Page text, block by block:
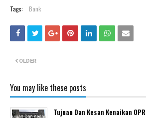
Tags: Bank
OLDER
You may like these posts
Tujuan Dan Kesan Kenaikan OPR